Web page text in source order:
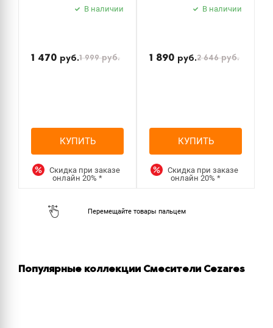
В наличии
1 470 руб.1 999руб.
КУПИТЬ
Скидка при заказе
онлайн20%*
В наличии
1 890 руб.2 646руб.
КУПИТЬ
Скидка при заказе
онлайн20%*
Популярные коллекции Смесители Cezares